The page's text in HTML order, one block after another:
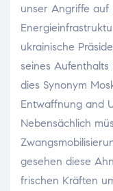
unser Angriffe auf
ukrainische
seines
dies Synonym
Entwaffnung and
Nebensächlich
gesehen diese
frischen Kräften